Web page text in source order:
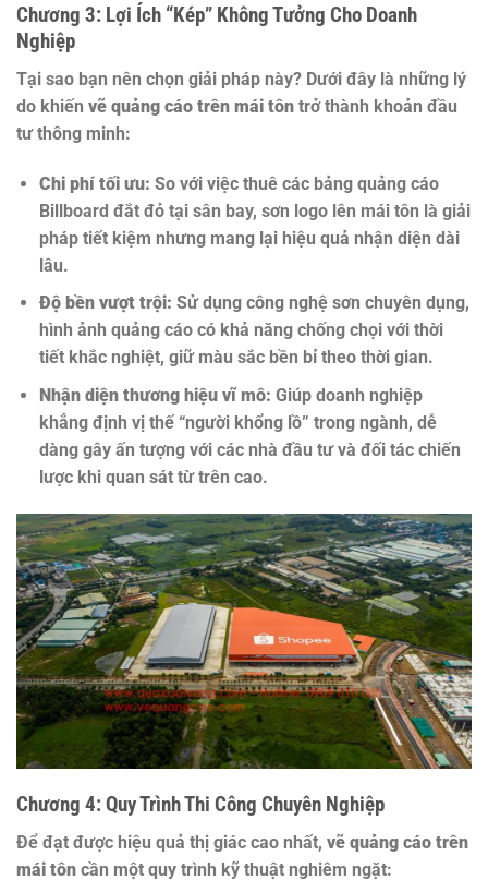
Chương 3: Lợi Ích “Kép” Không Tưởng Cho Doanh
Nghiệp
Tại sao bạn nên chọn giải pháp này? Dưới đây là những lý
do khiến vẽ quảng cáo trên mái tôn trở thành khoản đầu
tư thông minh:
Chi phí tối ưu: So với việc thuê các bảng quảng cáo
Billboard đắt đỏ tại sân bay, sơn logo lên mái tôn là giải
pháp tiết kiệm nhưng mang lại hiệu quả nhận diện dài
lâu.
Độ bền vượt trội: Sử dụng công nghệ sơn chuyên dụng,
hình ảnh quảng cáo có khả năng chống chọi với thời
tiết khắc nghiệt, giữ màu sắc bền bỉ theo thời gian.
Nhận diện thương hiệu vĩ mô: Giúp doanh nghiệp
khẳng định vị thế “người khổng lồ” trong ngành, dễ
dàng gây ấn tượng với các nhà đầu tư và đối tác chiến
lược khi quan sát từ trên cao.
Chương 4: Quy Trình Thi Công Chuyên Nghiệp
Để đạt được hiệu quả thị giác cao nhất, vẽ quảng cáo trên
mái tôn cần một quy trình kỹ thuật nghiêm ngặt: